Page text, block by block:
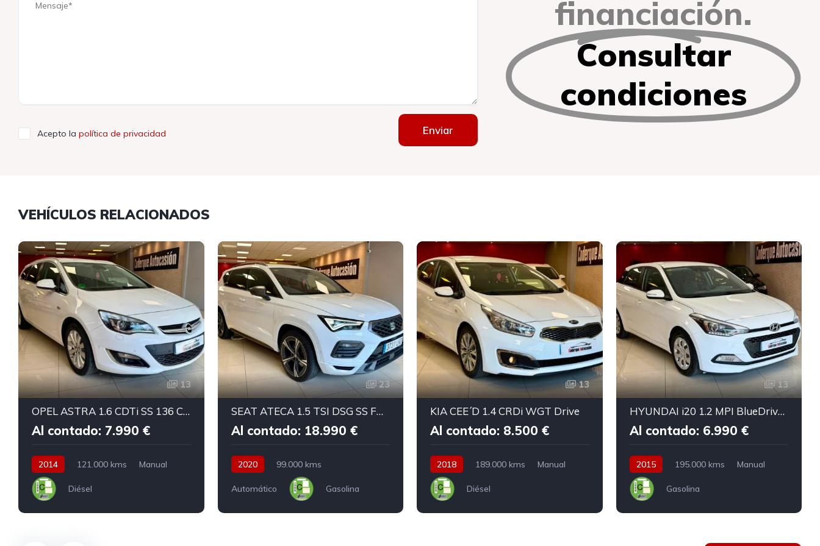
Acepto la política de privacidad Enviar
financiación.
Consultar
condiciones
VEHÍCULOS RELACIONADOS
13
OPEL ASTRA 1.6 CDTi SS 136 CV Excellence ST
Al contado: 7.990 €
2014 121.000 kms Manual
Diésel
23
SEAT ATECA 1.5 TSI DSG SS FR Go
Al contado: 18.990 €
2020 99.000 kms
Automático Gasolina
13
KIA CEE´D 1.4 CRDi WGT Drive
Al contado: 8.500 €
2018 189.000 kms Manual
Diésel
13
HYUNDAI i20 1.2 MPI BlueDrive Klass
Al contado: 6.990 €
2015 195.000 kms Manual
Gasolina